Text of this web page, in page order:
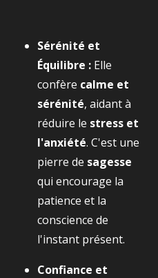
Sérénité et
Équilibre : Elle
confère calme et
sérénité, aidant à
réduire le stress et
l'anxiété. C'est une
pierre de sagesse
qui encourage la
patience et la
conscience de
l'instant présent.
Confiance et